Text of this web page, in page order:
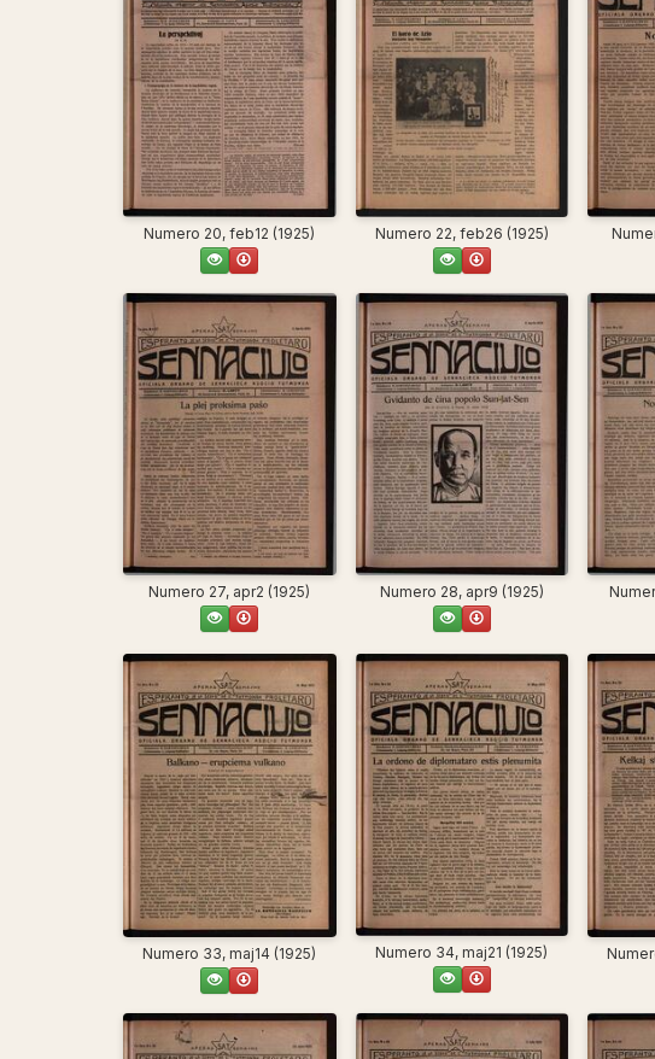
Numero 20, feb12 (1925) Numero 22, feb26 (1925)
Numero 27, apr2 (1925) Numero 28, apr9 (1925)
Numero 33, maj14 (1925) Numero 34, maj21 (1925)